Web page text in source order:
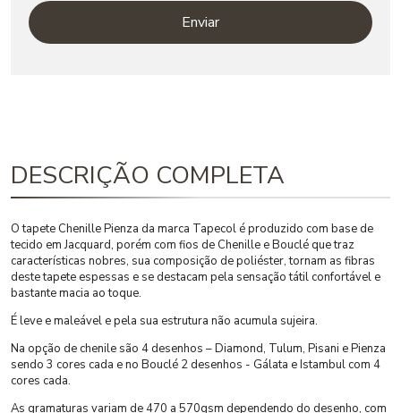
Enviar
DESCRIÇÃO COMPLETA
O tapete Chenille Pienza da marca Tapecol é produzido com base de
tecido em Jacquard, porém com fios de Chenille e Bouclé que traz
características nobres, sua composição de poliéster, tornam as fibras
deste tapete espessas e se destacam pela sensação tátil confortável e
bastante macia ao toque.
É leve e maleável e pela sua estrutura não acumula sujeira.
Na opção de chenile são 4 desenhos – Diamond, Tulum, Pisani e Pienza
sendo 3 cores cada e no Bouclé 2 desenhos - Gálata e Istambul com 4
cores cada.
As gramaturas variam de 470 a 570gsm dependendo do desenho, com